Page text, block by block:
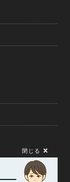
閉じる